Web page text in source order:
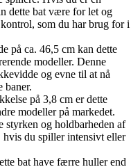
dette bat være for let og
som du har brug for i
på ca. 46,5 cm kan dette
modeller. Denne
og evne til at nå
baner.
på 3,8 cm er dette
modeller på markedet.
og holdbarheden af
du spiller intensivt eller
bat have færre huller end